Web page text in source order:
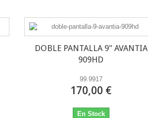
DOBLE PANTALLA 9" AVANTIA
909HD
99.9917
170,00 €
En Stock